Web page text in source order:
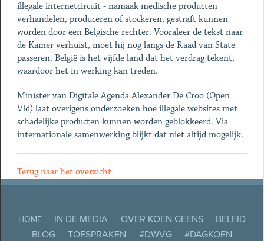
illegale internetcircuit - namaak medische producten
verhandelen, produceren of stockeren, gestraft kunnen
worden door een Belgische rechter. Vooraleer de tekst naar
de Kamer verhuist, moet hij nog langs de Raad van State
passeren. België is het vijfde land dat het verdrag tekent,
waardoor het in werking kan treden.
Minister van Digitale Agenda Alexander De Croo (Open
Vld) laat overigens onderzoeken hoe illegale websites met
schadelijke producten kunnen worden geblokkeerd. Via
internationale samenwerking blijkt dat niet altijd mogelijk.
Terug naar het overzicht
HOME IN DE MEDIA OVER KOEN GEENS
BELEID
BLOG
TOESPRAKEN #DWVG
#DAGKOEN